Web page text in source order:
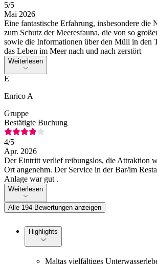
5/5
Mai 2026
Eine fantastische Erfahrung, insbesondere die
zum Schutz der Meeresfauna, die von so
sowie die Informationen über den Müll in den
das Leben im Meer nach und nach zerstört
Weiterlesen
E
Enrico A
Gruppe
Bestätigte Buchung
4/5
Apr. 2026
Der Eintritt verlief reibungslos, die Attraktion
Ort angenehm. Der Service in der Bar/im
Anlage war gut .
Weiterlesen
Alle 194 Bewertungen anzeigen
Highlights
Maltas vielfältiges